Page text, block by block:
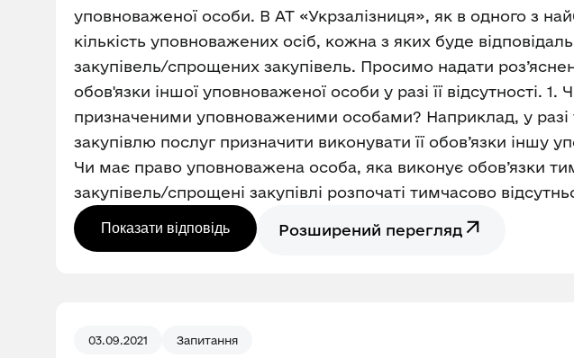
уповноваженої особи. В АТ «Укрзалізниця», як в одного з
кількість уповноважених осіб, кожна з яких буде
закупівель/спрощених закупівель. Просимо надати
обов'язки іншої уповноваженої особи у разі її
призначеними уповноваженими особами? Наприклад, у разі
закупівлю послуг призначити виконувати її обов’язки іншу
Чи має право уповноважена особа, яка виконує обов’язки
закупівель/спрощені закупівлі розпочаті тимчасово
Показати відповідь Розширений перегляд
03.09.2021 Запитання